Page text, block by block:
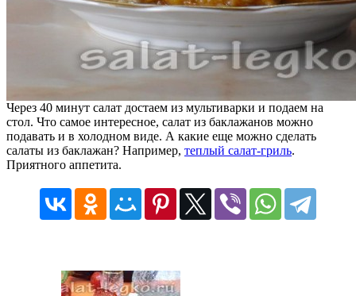
Через 40 минут салат достаем из мультиварки и подаем на
стол. Что самое интересное, салат из баклажанов можно
подавать и в холодном виде. А какие еще можно сделать
салаты из баклажан? Например, теплый салат-гриль.
Приятного аппетита.